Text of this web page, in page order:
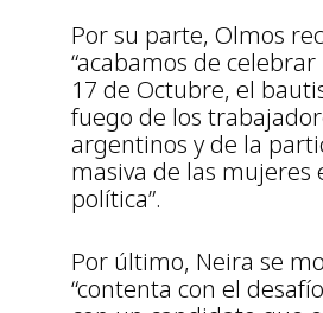
Por su parte, Olmos
“acabamos de
17 de Octubre, el
fuego de los
argentinos y de la
masiva de las mujeres
política”.
Por último, Neira se
“contenta con el